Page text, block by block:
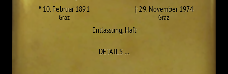
* 10. Februar 1891
Graz
† 29. November 1974
Graz
Entlassung,Haft
DETAILS…ZU WILHELM HIERLÄNDER